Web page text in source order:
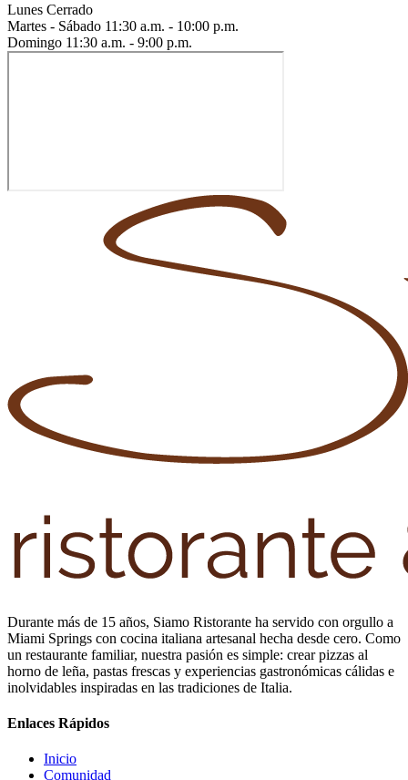
Lunes Cerrado
Martes - Sábado 11:30 a.m. - 10:00 p.m.
Domingo 11:30 a.m. - 9:00 p.m.
Durante más de 15 años, Siamo Ristorante ha servido con orgullo a
Miami Springs con cocina italiana artesanal hecha desde cero. Como
un restaurante familiar, nuestra pasión es simple: crear pizzas al
horno de leña, pastas frescas y experiencias gastronómicas cálidas e
inolvidables inspiradas en las tradiciones de Italia.
Enlaces Rápidos
Inicio
Comunidad